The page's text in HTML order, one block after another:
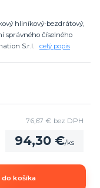
hliníkový-bezdrátový,
správného číselného
S.r.l. celý popis
94,30 €/ks
76,67 € bez DPH
košíka